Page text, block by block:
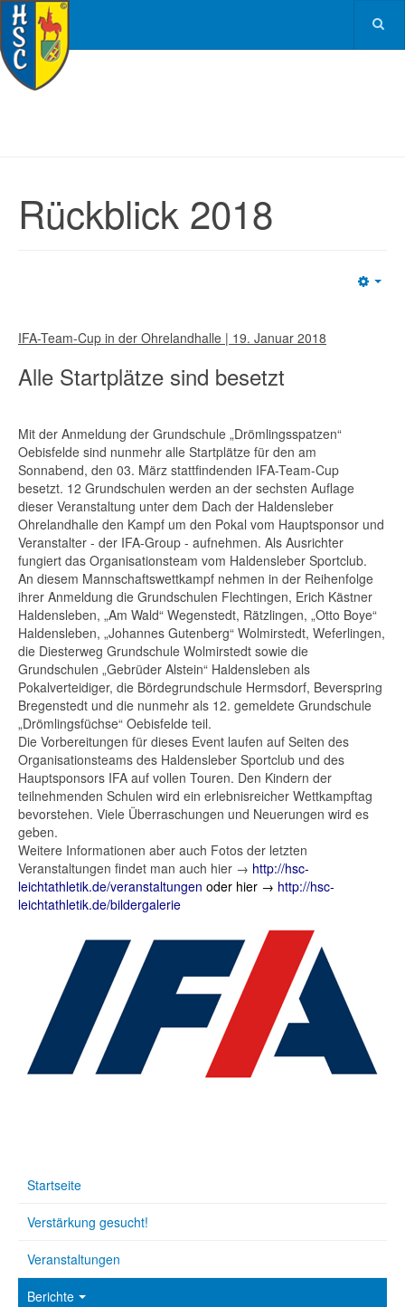
Rückblick 2018
IFA-Team-Cup in der Ohrelandhalle | 19. Januar 2018
Alle Startplätze sind besetzt
Mit der Anmeldung der Grundschule „Drömlingsspatzen“
Oebisfelde sind nunmehr alle Startplätze für den am
Sonnabend, den 03. März stattfindenden IFA-Team-Cup
besetzt. 12 Grundschulen werden an der sechsten Auflage
dieser Veranstaltung unter dem Dach der Haldensleber
Ohrelandhalle den Kampf um den Pokal vom Hauptsponsor und
Veranstalter - der IFA-Group - aufnehmen. Als Ausrichter
fungiert das Organisationsteam vom Haldensleber Sportclub.
An diesem Mannschaftswettkampf nehmen in der Reihenfolge
ihrer Anmeldung die Grundschulen Flechtingen, Erich Kästner
Haldensleben, „Am Wald“ Wegenstedt, Rätzlingen, „Otto Boye“
Haldensleben, „Johannes Gutenberg“ Wolmirstedt, Weferlingen,
die Diesterweg Grundschule Wolmirstedt sowie die
Grundschulen „Gebrüder Alstein“ Haldensleben als
Pokalverteidiger, die Bördegrundschule Hermsdorf, Beverspring
Bregenstedt und die nunmehr als 12. gemeldete Grundschule
„Drömlingsfüchse“ Oebisfelde teil.
Die Vorbereitungen für dieses Event laufen auf Seiten des
Organisationsteams des Haldensleber Sportclub und des
Hauptsponsors IFA auf vollen Touren. Den Kindern der
teilnehmenden Schulen wird ein erlebnisreicher Wettkampftag
bevorstehen. Viele Überraschungen und Neuerungen wird es
geben.
Weitere Informationen aber auch Fotos der letzten
Veranstaltungen findet man auch hier → http://hsc-
leichtathletik.de/veranstaltungen oder hier → http://hsc-
leichtathletik.de/bildergalerie
Startseite
Verstärkung gesucht!
Veranstaltungen
Berichte